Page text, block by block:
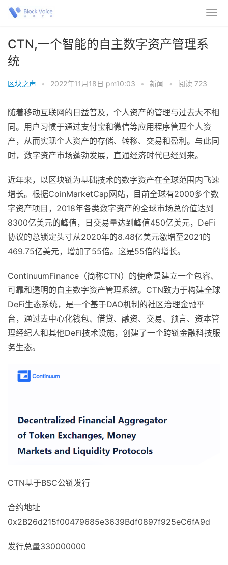
CTN,一个智能的自主数字资产管理系
统
区块之声 • 2022年11月18日 pm10:03 • 新闻 • 阅读 723
随着移动互联网的日益普及，个人资产的管理与过去大不相
同。用户习惯于通过支付宝和微信等应用程序管理个人资
产，从而实现个人资产的存储、转移、交易和盈利。与此同
时，数字资产市场蓬勃发展，直通经济时代已经到来。
近年来，以区块链为基础技术的数字资产在全球范围内飞速
增长。根据CoinMarketCap网站，目前全球有2000多个数
字资产项目，2018年各类数字资产的全球市场总价值达到
8300亿美元的峰值，日交易量达到峰值450亿美元，DeFi
协议的总锁定头寸从2020年的8.48亿美元激增至2021的
469.75亿美元，增加了55倍。这是55倍的增长。
ContinuumFinance（简称CTN）的使命是建立一个包容、
可靠和透明的自主数字资产管理系统。CTN致力于构建全球
DeFi生态系统，是一个基于DAO机制的社区治理金融平
台，通过去中心化钱包、借贷、融资、交易、预言、资本管
理经纪人和其他DeFi技术设施，创建了一个跨链金融科技服
务生态。
CTN基于BSC公链发行
合约地址
0x2B26d215f00479685e3639Bdf0897f925eC6fA9d
发行总量330000000